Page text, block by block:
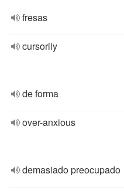
fresas
cursorily
de forma
over-anxious
demasiado preocupado